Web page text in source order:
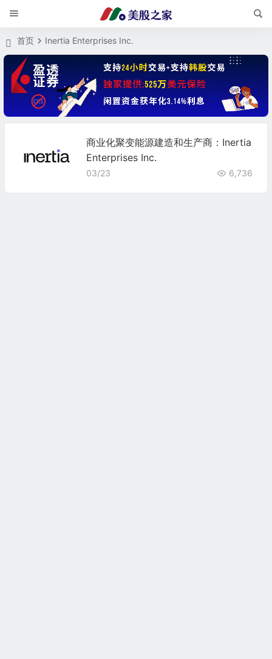
首页 Inertia Enterprises Inc.
商业化聚变能源建造和生产商：Inertia
Enterprises Inc.
03/23 6,736